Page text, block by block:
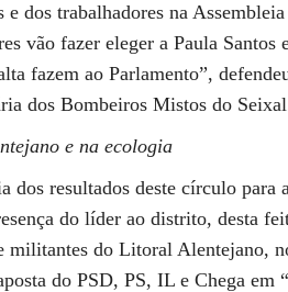
e dos trabalhadores na
vão fazer eleger a Paula
fazem ao Parlamento”,
dos Bombeiros Mistos do
e na ecologia
dos resultados deste círculo para
do líder ao distrito, desta
militantes do Litoral Alentejano,
do PSD, PS, IL e Chega em